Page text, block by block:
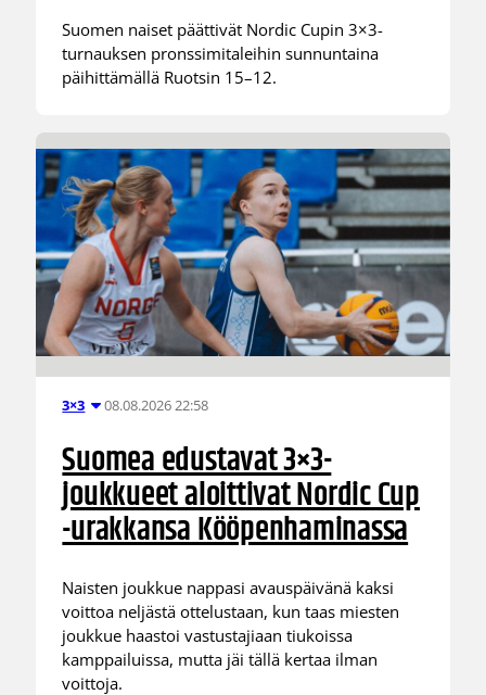
Suomen naiset päättivät Nordic Cupin 3×3-
turnauksen pronssimitaleihin sunnuntaina
päihittämällä Ruotsin 15–12.
3×3 08.08.2026 22:58
Suomea edustavat 3×3-
joukkueet aloittivat Nordic Cup
-urakkansa Kööpenhaminassa
Naisten joukkue nappasi avauspäivänä kaksi
voittoa neljästä ottelustaan, kun taas miesten
joukkue haastoi vastustajiaan tiukoissa
kamppailuissa, mutta jäi tällä kertaa ilman
voittoja.